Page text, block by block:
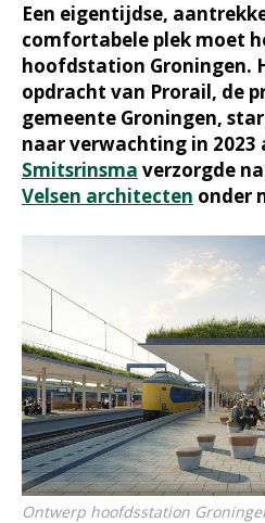
Een eigentijdse,
comfortabele plek moet
hoofdstation Groningen.
opdracht van Prorail, de
gemeente Groningen,
naar verwachting in 2023
Smitsrinsma verzorgde
Velsen architecten onder
Ontwerp hoofdsstation